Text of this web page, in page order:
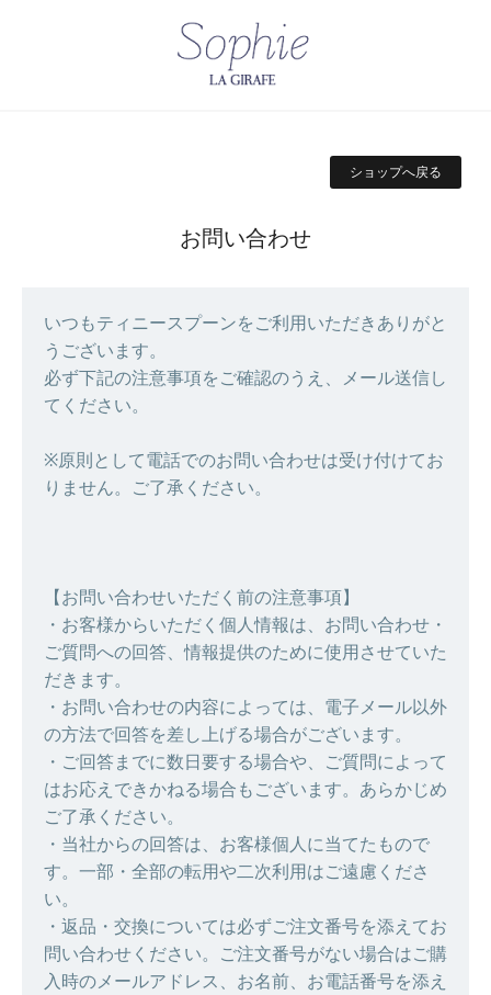
ショップへ戻る
お問い合わせ
いつもティニースプーンをご利用いただきありがと
うございます。
必ず下記の注意事項をご確認のうえ、メール送信し
てください。
※原則として電話でのお問い合わせは受け付けてお
りません。ご了承ください。
【お問い合わせいただく前の注意事項】
・お客様からいただく個人情報は、お問い合わせ・
ご質問への回答、情報提供のために使用させていた
だきます。
・お問い合わせの内容によっては、電子メール以外
の方法で回答を差し上げる場合がございます。
・ご回答までに数日要する場合や、ご質問によって
はお応えできかねる場合もございます。あらかじめ
ご了承ください。
・当社からの回答は、お客様個人に当てたもので
す。一部・全部の転用や二次利用はご遠慮くださ
い。
・返品・交換については必ずご注文番号を添えてお
問い合わせください。ご注文番号がない場合はご購
入時のメールアドレス、お名前、お電話番号を添え